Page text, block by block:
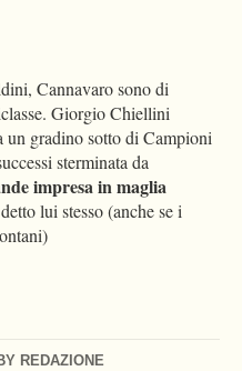
REDAZIONE
Cannavaro sono di
Giorgio Chiellini
un gradino sotto di Campioni
sterminata da
impresa in maglia
lui stesso (anche se i